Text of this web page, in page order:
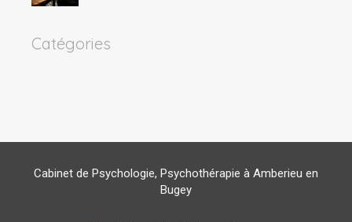
Catégories
Cabinet de Psychologie, Psychothérapie à Amberieu en
Bugey